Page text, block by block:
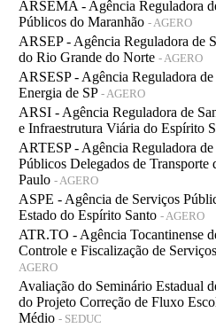
ARSEMA - Agência Reguladora
Públicos do Maranhão - AGERO
ARSEP - Agência Reguladora de
do Rio Grande do Norte - AGERO
ARSESP - Agência Reguladora de
Energia de SP - AGERO
ARSI - Agência Reguladora de
e Infraestrutura Viária do Espírito
ARTESP - Agência Reguladora
Públicos Delegados de Transporte
Paulo - AGERO
ASPE - Agência de Serviços
Estado do Espírito Santo - AGERO
ATR.TO - Agência Tocantinense
Controle e Fiscalização de
AGERO
Avaliação do Seminário Estadual
do Projeto Correção de Fluxo
Médio - SEDUC